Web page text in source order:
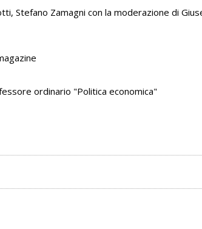
Stefano Zamagni con la moderazione di
ordinario "Politica economica"